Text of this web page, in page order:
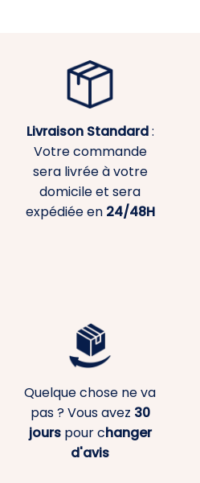
Livraison Standard:
Votre commande
sera livrée à votre
domicile et sera
expédiée en 24/48H
Quelque chose ne va
pas ? Vous avez 30
jourspour changer
d'avis